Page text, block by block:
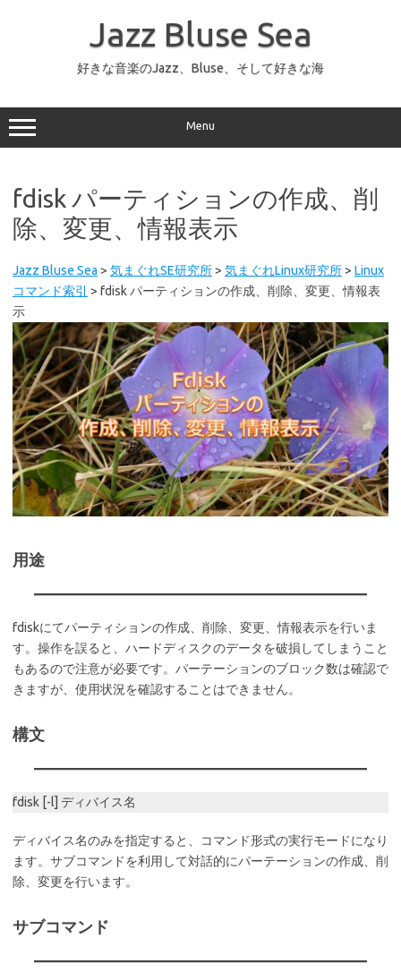
ッ
プ
Jazz Bluse Sea
好きな音楽のJazz、Bluse、そして好きな海
Menu
fdisk パーティションの作成、削
除、変更、情報表示
Jazz Bluse Sea > 気まぐれSE研究所> 気まぐれLinux研究所> Linux
コマンド索引
> fdisk パーティションの作成、削除、変更、情報表
示
用途
fdiskにてパーティションの作成、削除、変更、情報表示を行いま
す。操作を誤ると、ハードディスクのデータを破損してしまうこと
もあるので注意が必要です。パーテーションのブロック数は確認で
きますが、使用状況を確認することはできません。
構文
fdisk [-l] ディバイス名
ディバイス名のみを指定すると、コマンド形式の実行モードになり
ます。サブコマンドを利用して対話的にパーテーションの作成、削
除、変更を行います。
サブコマンド